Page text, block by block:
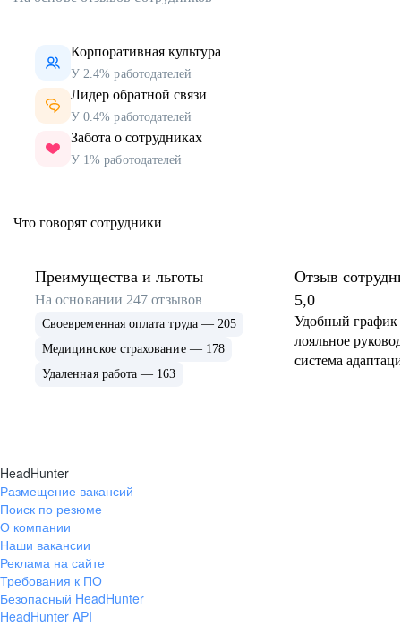
Корпоративная культура
У 2.4% работодателей
Лидер обратной связи
У 0.4% работодателей
Забота о сотрудниках
У 1% работодателей
Что говорят сотрудники
Преимущества и льготы
На основании 247 отзывов
Своевременная оплата труда — 205
Медицинское страхование — 178
Удаленная работа — 163
Отзыв
5,0
Удобный график
лояльное
система
HeadHunter
Размещение вакансий
Поиск по резюме
О компании
Наши вакансии
Реклама на сайте
Требования к ПО
Безопасный HeadHunter
HeadHunter API